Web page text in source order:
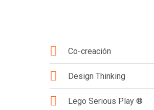
Co-creación
Design Thinking
Lego Serious Play ®